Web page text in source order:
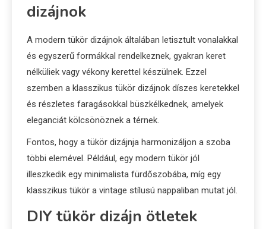
dizájnok
A modern tükör dizájnok általában letisztult vonalakkal
és egyszerű formákkal rendelkeznek, gyakran keret
nélküliek vagy vékony kerettel készülnek. Ezzel
szemben a klasszikus tükör dizájnok díszes keretekkel
és részletes faragásokkal büszkélkednek, amelyek
eleganciát kölcsönöznek a térnek.
Fontos, hogy a tükör dizájnja harmonizáljon a szoba
többi elemével. Például, egy modern tükör jól
illeszkedik egy minimalista fürdőszobába, míg egy
klasszikus tükör a vintage stílusú nappaliban mutat jól.
DIY tükör dizájn ötletek